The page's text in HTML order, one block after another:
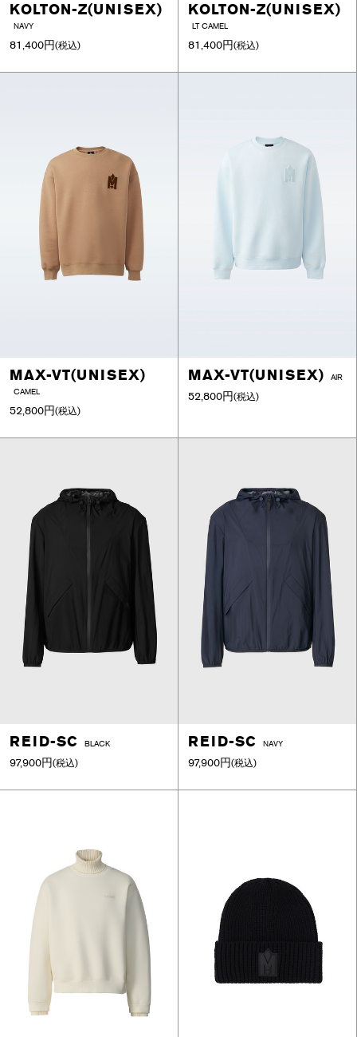
KOLTON-Z(UNISEX)
NAVY
81,400円(税込)
KOLTON-Z(UNISEX)
LT CAMEL
81,400円(税込)
MAX-VT(UNISEX)
CAMEL
52,800円(税込)
MAX-VT(UNISEX) AIR
52,800円(税込)
REID-SC BLACK
97,900円(税込)
REID-SC NAVY
97,900円(税込)